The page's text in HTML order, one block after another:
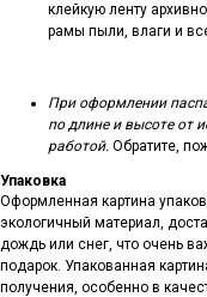
клейкую ленту
рамы пыли, влаги и
При оформлении
по длине и высоте от
работой. Обратите,
Упаковка
Оформленная картина
экологичный материал,
дождь или снег, что очень
подарок. Упакованная
получения, особенно в